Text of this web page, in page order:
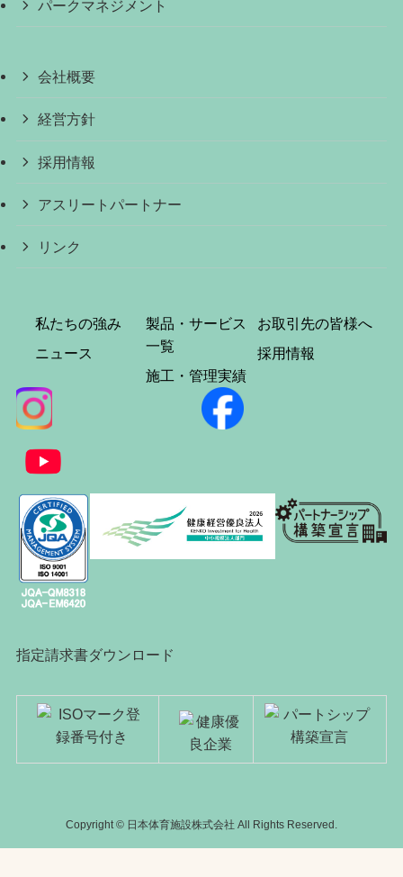
パークマネジメント
会社概要
経営方針
採用情報
アスリートパートナー
リンク
私たちの強み
ニュース
製品・サービス
一覧
施工・管理実績
お取引先の皆様へ
採用情報
指定請求書ダウンロード
Copyright © 日本体育施設株式会社 All Rights Reserved.